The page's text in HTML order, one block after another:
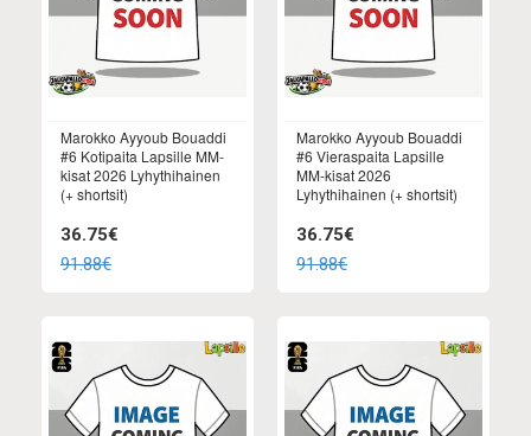
Marokko Ayyoub Bouaddi
#6 Kotipaita Lapsille MM-
kisat 2026 Lyhythihainen
(+ shortsit)
36.75€
91.88€
Marokko Ayyoub Bouaddi
#6 Vieraspaita Lapsille
MM-kisat 2026
Lyhythihainen (+ shortsit)
36.75€
91.88€